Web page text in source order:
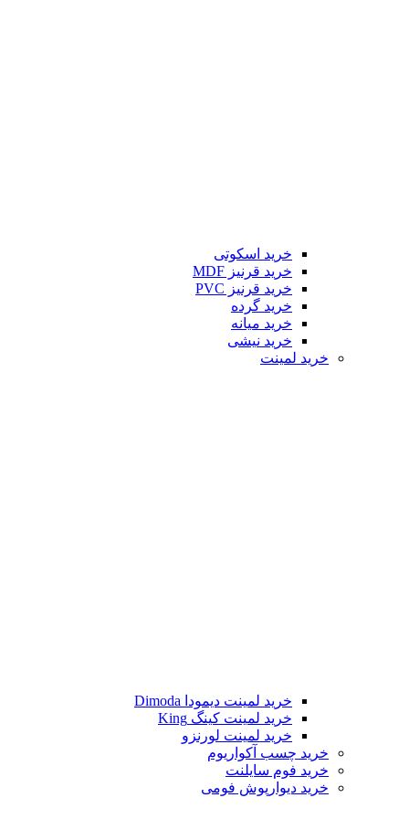
خرید اسکوتی
خرید قرنیز MDF
خرید قرنیز PVC
خرید گرده
خرید میانه
خرید نیشی
خرید لمینت
خرید لمینت دیمودا Dimoda
خرید لمینت کینگ King
خرید لمینت لورنزو
خرید چسب آکواریوم
خرید فوم سایلنت
خرید دیوارپوش فومی